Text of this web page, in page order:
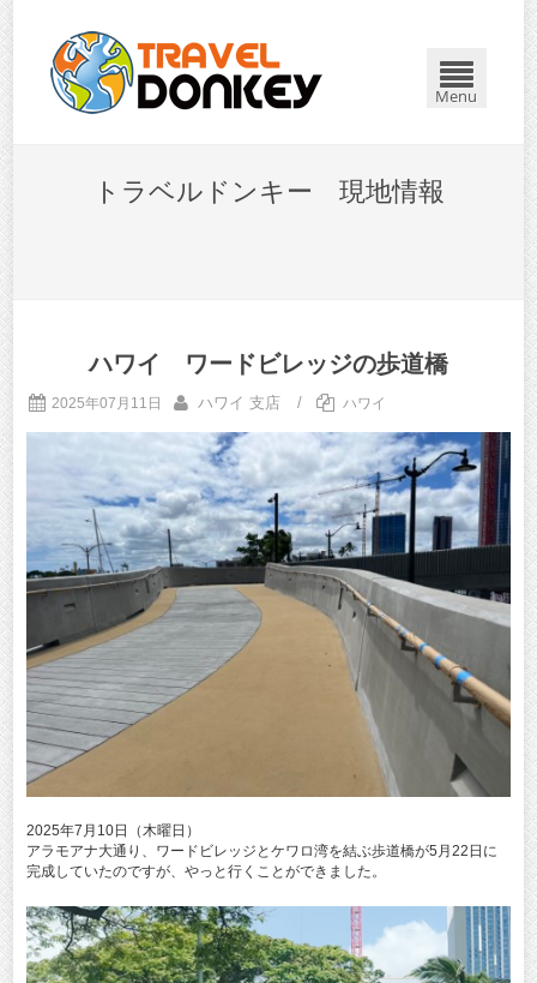
Menu
トラベルドンキー 現地情報
ハワイ ワードビレッジの歩道橋
2025年07月11日 ハワイ 支店 / ハワイ
2025年7月10日（木曜日）
アラモアナ大通り、ワードビレッジとケワロ湾を結ぶ歩道橋が5月22日に
完成していたのですが、やっと行くことができました。